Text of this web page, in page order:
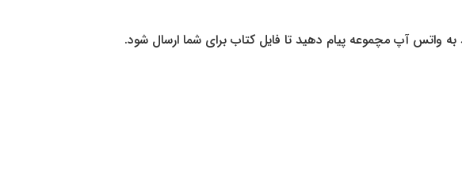
واتس آپ مچموعه پیام دهید تا فایل کتاب برای شما ارسال شود.